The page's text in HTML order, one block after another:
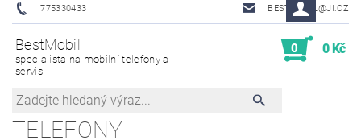
775330433 BESTMOBIL@JI.CZ
BestMobil
specialista na mobilní telefony a
servis
0 0 Kč
TELEFONY